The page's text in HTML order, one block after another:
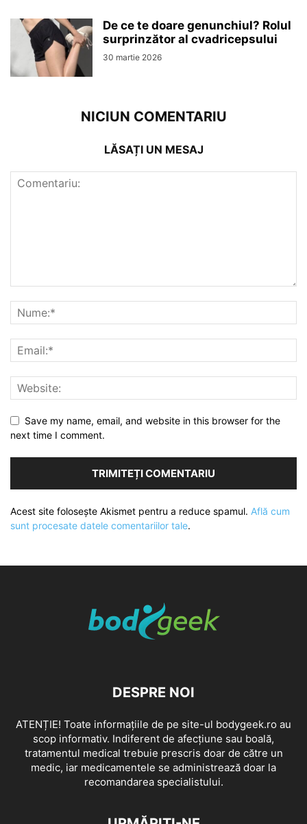
De ce te doare genunchiul? Rolul
surprinzător al cvadricepsului
30 martie 2026
NICIUN COMENTARIU
LĂSAȚI UN MESAJ
Save my name, email, and website in this browser for the
next time I comment.
Acest site folosește Akismet pentru a reduce spamul. Află cum
sunt procesate datele comentariilor tale.
DESPRE NOI
ATENȚIE! Toate informațiile de pe site-ul bodygeek.ro au
scop informativ. Indiferent de afecțiune sau boală,
tratamentul medical trebuie prescris doar de către un
medic, iar medicamentele se administrează doar la
recomandarea specialistului.